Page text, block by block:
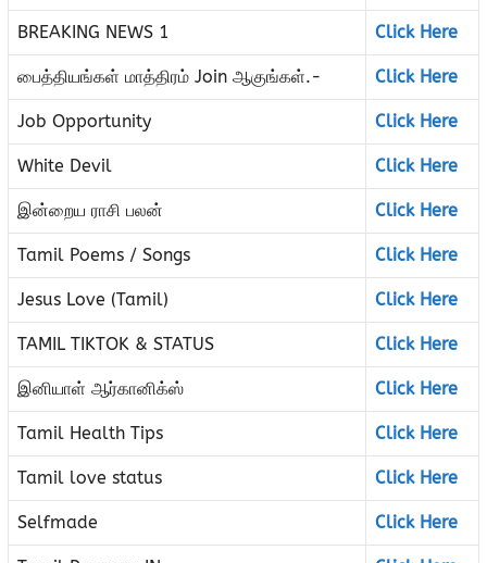
BREAKING NEWS 1 Click Here
பைத்தியங்கள் மாத்திரம் Join ஆகுங்கள்.- Click Here
Job Opportunity Click Here
White Devil Click Here
இன்றைய ராசி பலன் Click Here
Tamil Poems / Songs Click Here
Jesus Love (Tamil) Click Here
TAMIL TIKTOK & STATUS Click Here
இனியாள் ஆர்கானிக்ஸ் Click Here
Tamil Health Tips Click Here
Tamil love status Click Here
Selfmade Click Here